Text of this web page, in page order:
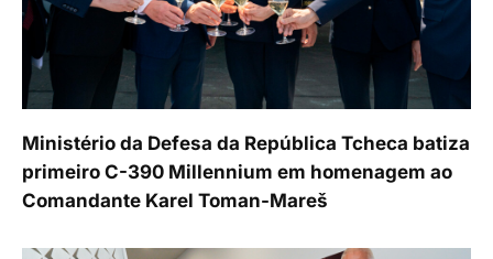
Ministério da Defesa da República Tcheca batiza
primeiro C-390 Millennium em homenagem ao
Comandante Karel Toman-Mareš